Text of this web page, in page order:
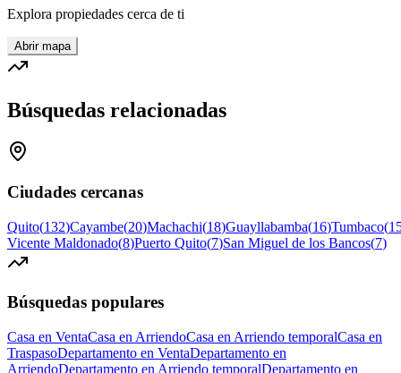
Explora propiedades cerca de ti
Abrir mapa
Búsquedas relacionadas
Ciudades cercanas
Quito(132)Cayambe(20)Machachi(18)Guayllabamba(16)Tumbaco(
Vicente Maldonado(8)Puerto Quito(7)San Miguel de los Bancos(7)
Búsquedas populares
Casa en VentaCasa en ArriendoCasa en Arriendo temporalCasa en
TraspasoDepartamento en VentaDepartamento en
ArriendoDepartamento en Arriendo temporalDepartamento en